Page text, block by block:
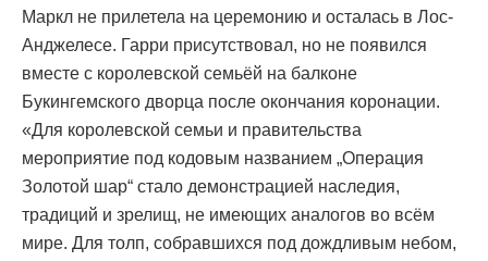
Маркл не прилетела на церемонию и осталась в Лос-
Анджелесе. Гарри присутствовал, но не появился
вместе с королевской семьёй на балконе
Букингемского дворца после окончания коронации.
«Для королевской семьи и правительства
мероприятие под кодовым названием „Операция
Золотой шар“ стало демонстрацией наследия,
традиций и зрелищ, не имеющих аналогов во всём
мире. Для толп, собравшихся под дождливым небом,